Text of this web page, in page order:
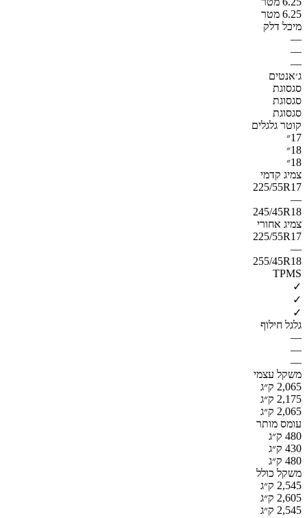
6.25 מטר
מיכל דלק
—
—
—
ג׳אנטים
סגסוגת
סגסוגת
סגסוגת
קוטר גלגלים
17״
18״
18״
צמיג קדמי
225/55R17
—
245/45R18
צמיג אחורי
225/55R17
—
255/45R18
TPMS
✓
✓
✓
גלגל חילוף
—
—
—
משקל עצמי
2,065 ק״ג
2,175 ק״ג
2,065 ק״ג
עומס מותר
480 ק״ג
430 ק״ג
480 ק״ג
משקל כולל
2,545 ק״ג
2,605 ק״ג
2,545 ק״ג